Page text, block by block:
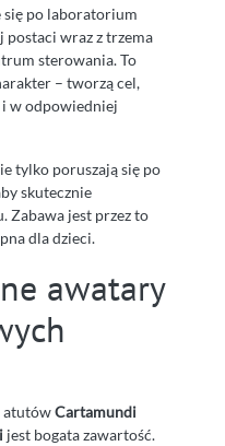
się po laboratorium
postaci wraz z trzema
sterowania. To
– tworzą cel,
w odpowiedniej
tylko poruszają się po
skutecznie
Zabawa jest przez to
dla dzieci.
awatary
atutówCartamundi
jest bogata zawartość.